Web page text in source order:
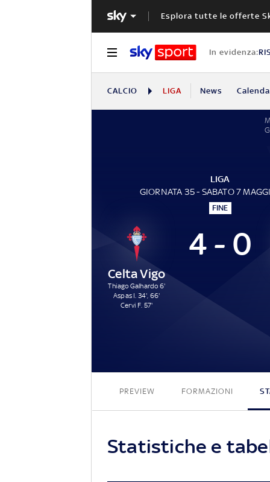
Esplora tutte le offerte
In evidenza:
CALCIO LIGA News
LIGA
GIORNATA 35 - SABATO 7
FINE
Celta Vigo
Thiago Galhardo 6'
Aspas I. 34', 66'
Cervi F. 57'
4 - 0
PREVIEW FORMAZIONI
Statistiche e